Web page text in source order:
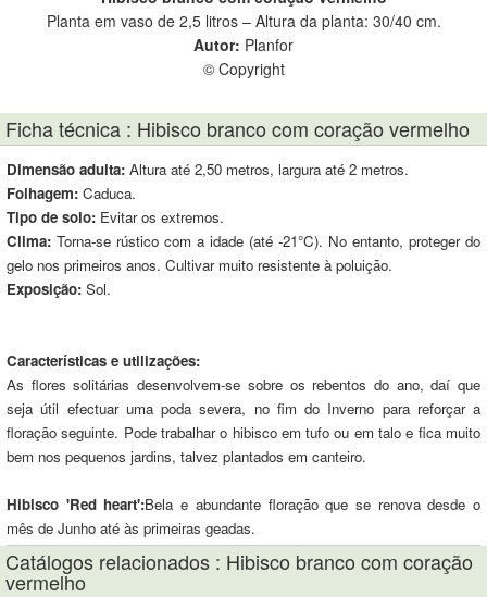
Planta em vaso de 2,5 litros – Altura da planta: 30/40 cm.
Autor: Planfor
© Copyright
Ficha técnica : Hibisco branco com coração vermelho
Dimensão adulta: Altura até 2,50 metros, largura até 2 metros.
Folhagem: Caduca.
Tipo de solo: Evitar os extremos.
Clima: Torna-se rústico com a idade (até -21°C). No entanto, proteger do
gelo nos primeiros anos. Cultivar muito resistente à poluição.
Exposição: Sol.
Características e utilizações:
As flores solitárias desenvolvem-se sobre os rebentos do ano, daí que
seja útil efectuar uma poda severa, no fim do Inverno para reforçar a
floração seguinte. Pode trabalhar o hibisco em tufo ou em talo e fica muito
bem nos pequenos jardins, talvez plantados em canteiro.
Hibisco 'Red heart':Bela e abundante floração que se renova desde o
mês de Junho até às primeiras geadas.
Catálogos relacionados : Hibisco branco com coração
vermelho